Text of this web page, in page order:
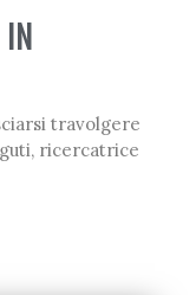
travolgere
ricercatrice